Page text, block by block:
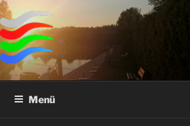
BERGEN E.V.
Informationen
Menü